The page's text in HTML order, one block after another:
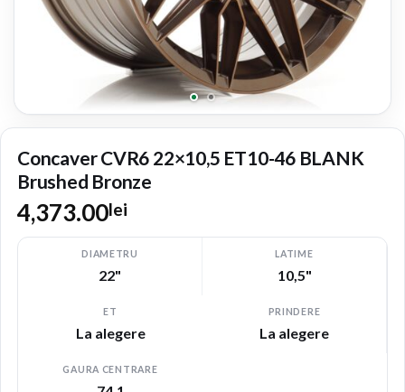
Concaver CVR6 22×10,5 ET10-46 BLANK
Brushed Bronze
4,373.00lei
DIAMETRU
22"
LATIME
10,5"
ET
La alegere
PRINDERE
La alegere
GAURA CENTRARE